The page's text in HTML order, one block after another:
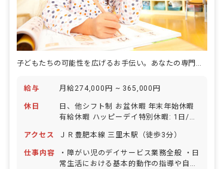
子どもたちの可能性を広げるお手伝い。あなたの専門性で未来を育みませんか？
給与 月給274,000円 ~ 365,000円
休日
日、他シフト制 お盆休暇 年末年始休暇
有給休暇 ハッピーデイ特別休暇: 1日/年
アクセス
ＪＲ豊肥本線 三里木駅（徒歩3分）
仕事内容
・障がい児のデイサービス業務全般 ・日
常生活における基本的動作の指導や自立